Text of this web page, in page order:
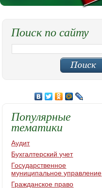
Поиск по сайту
Популярные
тематики
Аудит
Бухгалтерский учет
Государственное
муниципальное управление
Гражданское право